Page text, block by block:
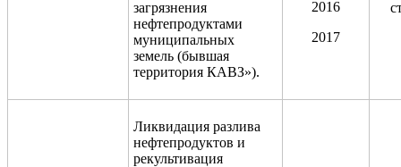
загрязнения
нефтепродуктами
муниципальных
земель (бывшая
территория КАВЗ»).
2016
2017
Ликвидация разлива
нефтепродуктов и
рекультивация